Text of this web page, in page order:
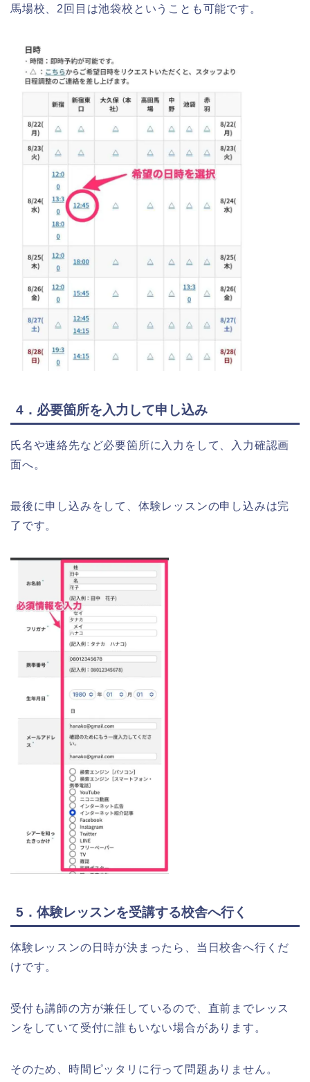
馬場校、2回目は池袋校ということも可能です。
4．必要箇所を入力して申し込み
氏名や連絡先など必要箇所に入力をして、入力確認画
面へ。
最後に申し込みをして、体験レッスンの申し込みは完
了です。
5．体験レッスンを受講する校舎へ行く
体験レッスンの日時が決まったら、当日校舎へ行くだ
けです。
受付も講師の方が兼任しているので、直前までレッス
ンをしていて受付に誰もいない場合があります。
そのため、時間ピッタリに行って問題ありません。